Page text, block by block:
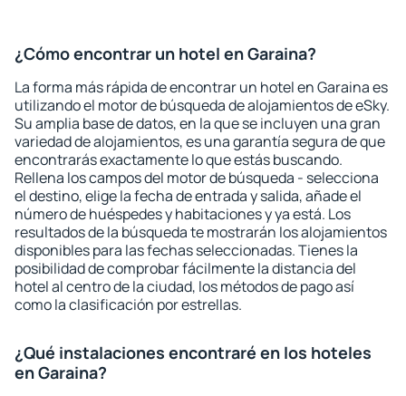
¿Cómo encontrar un hotel en Garaina?
La forma más rápida de encontrar un hotel en Garaina es
utilizando el motor de búsqueda de alojamientos de eSky.
Su amplia base de datos, en la que se incluyen una gran
variedad de alojamientos, es una garantía segura de que
encontrarás exactamente lo que estás buscando.
Rellena los campos del motor de búsqueda - selecciona
el destino, elige la fecha de entrada y salida, añade el
número de huéspedes y habitaciones y ya está. Los
resultados de la búsqueda te mostrarán los alojamientos
disponibles para las fechas seleccionadas. Tienes la
posibilidad de comprobar fácilmente la distancia del
hotel al centro de la ciudad, los métodos de pago así
como la clasificación por estrellas.
¿Qué instalaciones encontraré en los hoteles
en Garaina?